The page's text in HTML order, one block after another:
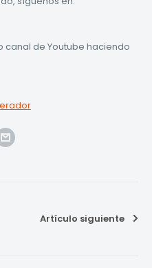
canal de Youtube haciendo
Artículo siguiente